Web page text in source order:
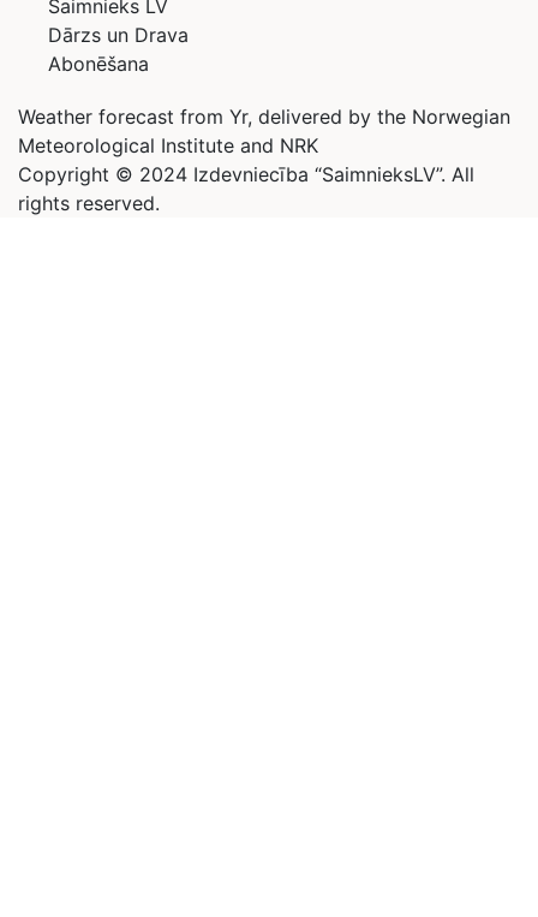
Saimnieks LV
Dārzs un Drava
Abonēšana
Weather forecast from Yr, delivered by the Norwegian
Meteorological Institute and NRK
Copyright © 2024 Izdevniecība “SaimnieksLV”. All
rights reserved.